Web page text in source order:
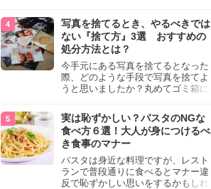
らためて寿司屋でやってはいけない
『NG行為』をチェックしましょう。
写真を捨てるとき、やるべきでは
ない『捨て方』3選 おすすめの
処分方法とは？
今手元にある写真を捨てるとなった
際、どのような手段で写真を捨てよ
うと思いましたか？丸めてゴミ箱に
真は個人情報が詰まっているので、
ただ丸めただけの状態で捨ててしま
うのは危険です。写真にすべきでは
ない捨て方をまとめているので、ぜ
ひチェックしておきましょう。
実は恥ずかしい？パスタのNGな
食べ方６選！大人が身につけるべ
き食事のマナー
パスタは身近な料理ですが、レスト
ランで普段通りに食べるとマナー違
反で恥ずかしい思いをするかもしれ